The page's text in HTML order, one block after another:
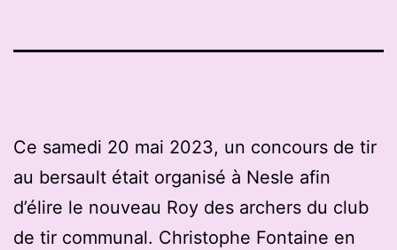
Ce samedi 20 mai 2023, un concours de tir
au bersault était organisé à Nesle afin
d’élire le nouveau Roy des archers du club
de tir communal. Christophe Fontaine en